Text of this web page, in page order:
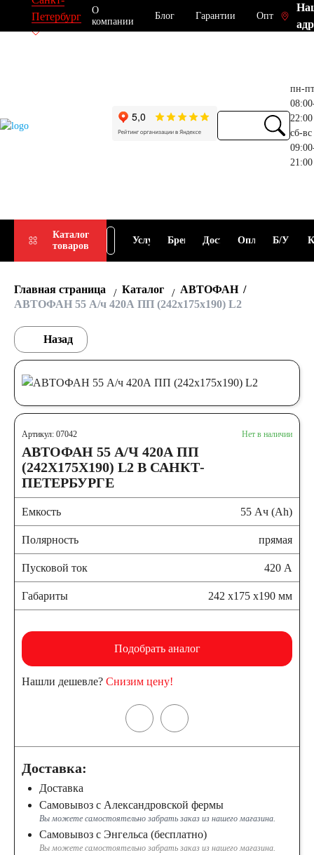
Петербург
О
компании
Блог Гарантии Опт
пн-пт
22:00
сб-вс
21:00
Каталог
товаров
Подбор
АКБ
Услуги Бренды ДоставкаОплата Б/У
Главная страница Каталог
АВТОФАН
АВТОФАН 55 А/ч 420А ПП (242x175x190) L2
Назад
Артикул: 07042 Нет в наличии
АВТОФАН 55 А/Ч 420А ПП
(242X175X190) L2 В САНКТ-
ПЕТЕРБУРГЕ
Емкость 55 Ач (Ah)
Полярность прямая
Пусковой ток 420 А
Габариты 242 x175 x190 мм
Подобрать аналог
Нашли дешевле? Снизим цену!
Доставка:
Доставка
Самовывоз с Александровской фермы
Вы можете самостоятельно забрать заказ из нашего магазина.
Самовывоз с Энгельса (бесплатно)
Вы можете самостоятельно забрать заказ из нашего магазина.